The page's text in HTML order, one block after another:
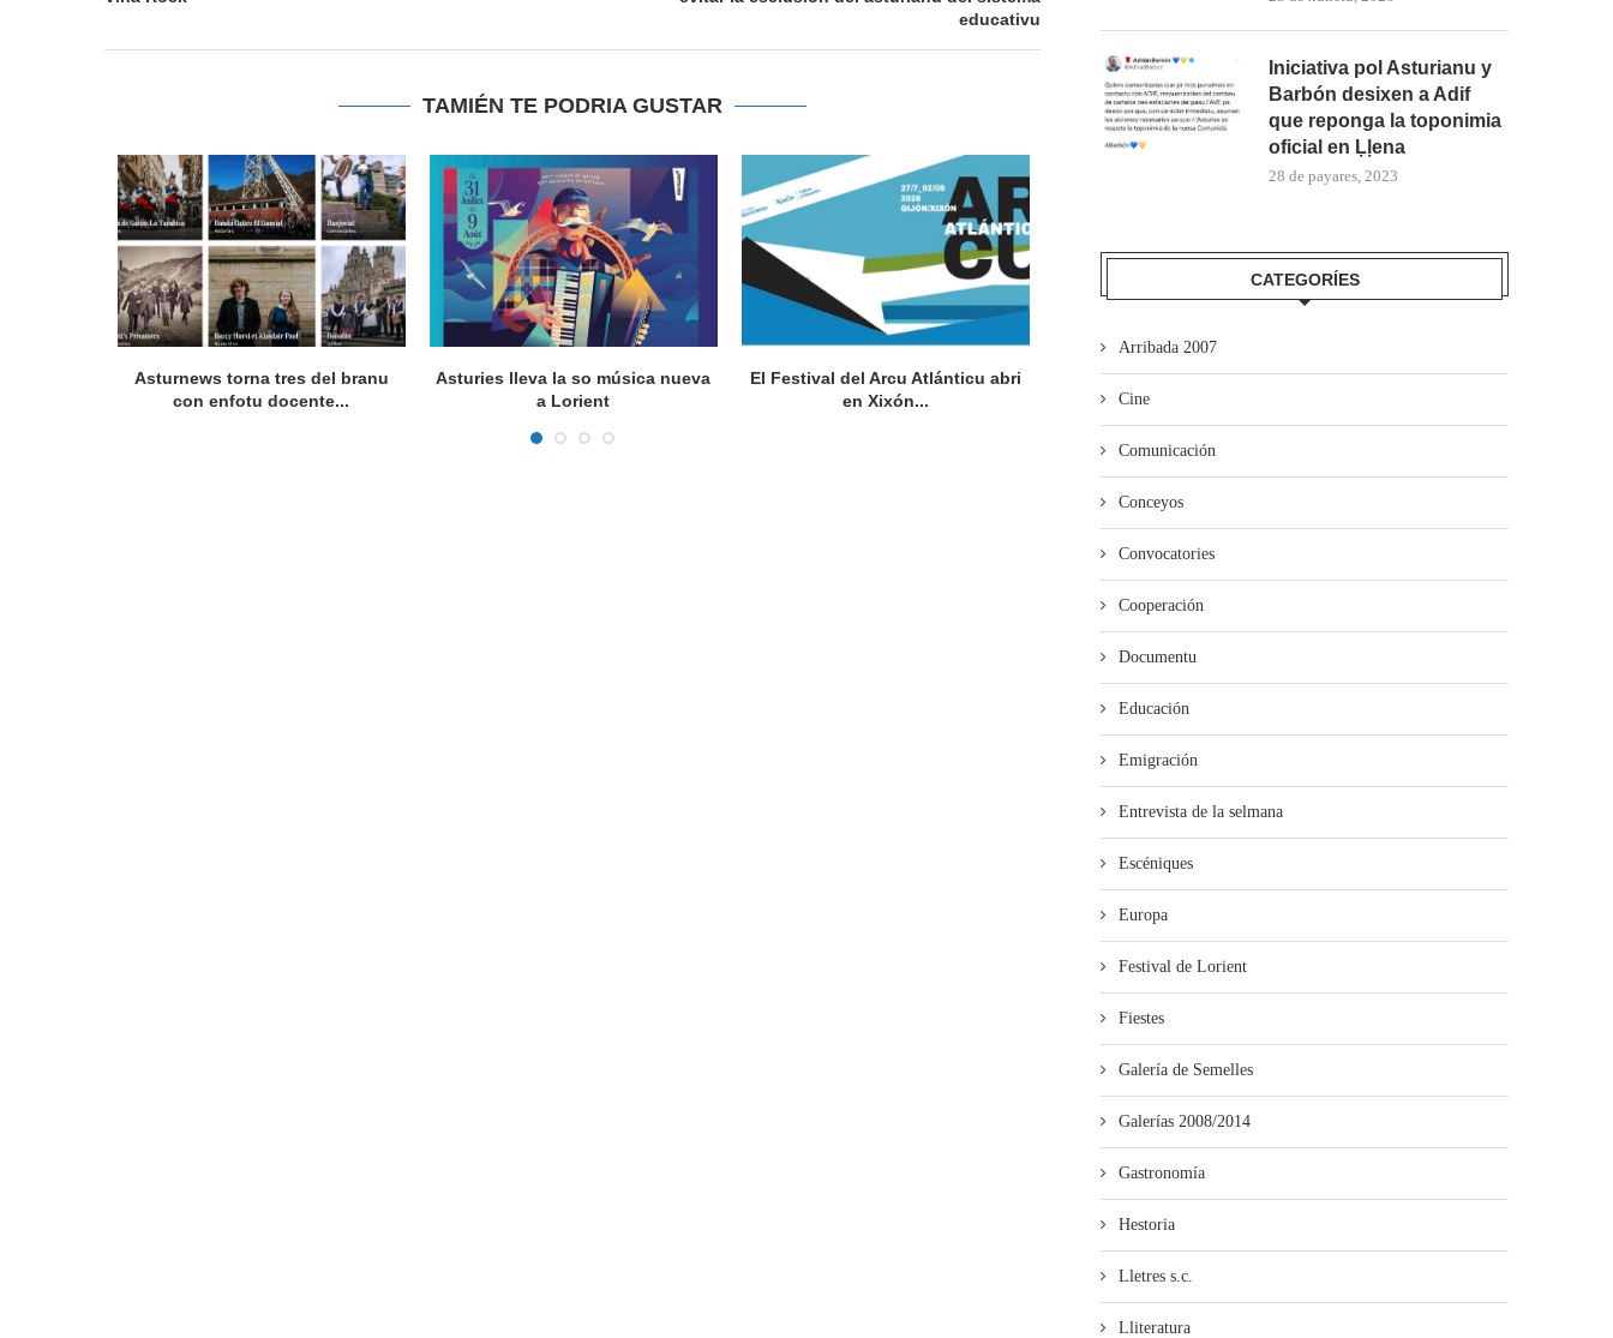
educativu
TAMIÉN TE PODRIA GUSTAR
Asturnews torna tres del branu
con enfotu docente...
Asturies lleva la so música nueva
a Lorient
El Festival del Arcu Atlánticu abri
en Xixón...
El Festival Boombastic 2026
revalidaotru bon añu con...
Iniciativa pol Asturianu y
Iniciativa pol Asturianu y
Barbón desixen a Adif
que reponga la toponimia
oficial en Ḷḷena
28 de payares, 2023
CATEGORÍES
Arribada 2007
Cine
Comunicación
Conceyos
Convocatories
Cooperación
Documentu
Educación
Emigración
Entrevista de la selmana
Escéniques
Europa
Festival de Lorient
Fiestes
Galería de Semelles
Galerías 2008/2014
Gastronomía
Hestoria
Lletres s.c.
Lliteratura